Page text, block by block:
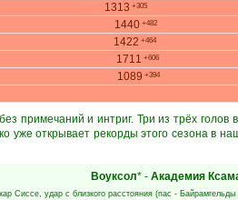
1313 +305
1440+482
1422 +464
1711 +606
1089 +394
примечаний и интриг. Три из трёх
уже открывает рекорды этого сезона в
Воуксол* - Академия
Сиссе, удар с близкого расстояния (пас - Байрамгельды